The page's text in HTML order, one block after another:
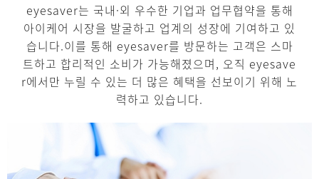
eyesaver는 국내·외 우수한 기업과 업무협약을 통해
아이케어 시장을 발굴하고 업계의 성장에 기여하고 있
습니다.이를 통해 eyesaver를 방문하는 고객은 스마
트하고 합리적인 소비가 가능해졌으며, 오직 eyesave
r에서만 누릴 수 있는 더 많은 혜택을 선보이기 위해 노
력하고 있습니다.